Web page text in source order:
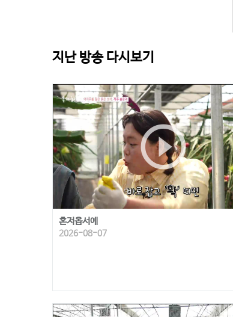
지난 방송 다시보기
play_circle_outline
혼저옵서예
2026-08-07